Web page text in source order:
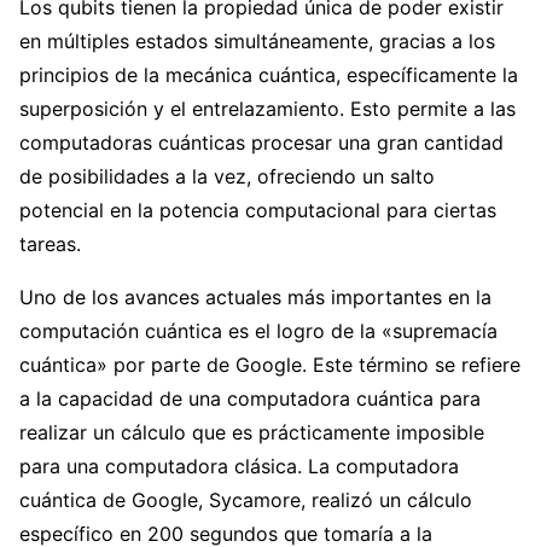
Los qubits tienen la propiedad única de poder existir
en múltiples estados simultáneamente, gracias a los
principios de la mecánica cuántica, específicamente la
superposición y el entrelazamiento. Esto permite a las
computadoras cuánticas procesar una gran cantidad
de posibilidades a la vez, ofreciendo un salto
potencial en la potencia computacional para ciertas
tareas.
Uno de los avances actuales más importantes en la
computación cuántica es el logro de la «supremacía
cuántica» por parte de Google. Este término se refiere
a la capacidad de una computadora cuántica para
realizar un cálculo que es prácticamente imposible
para una computadora clásica. La computadora
cuántica de Google, Sycamore, realizó un cálculo
específico en 200 segundos que tomaría a la